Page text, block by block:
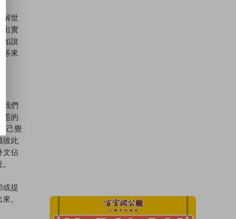
解世
出實
如說
等來
我們
題的
己覺
彼此
文佔
或提
。